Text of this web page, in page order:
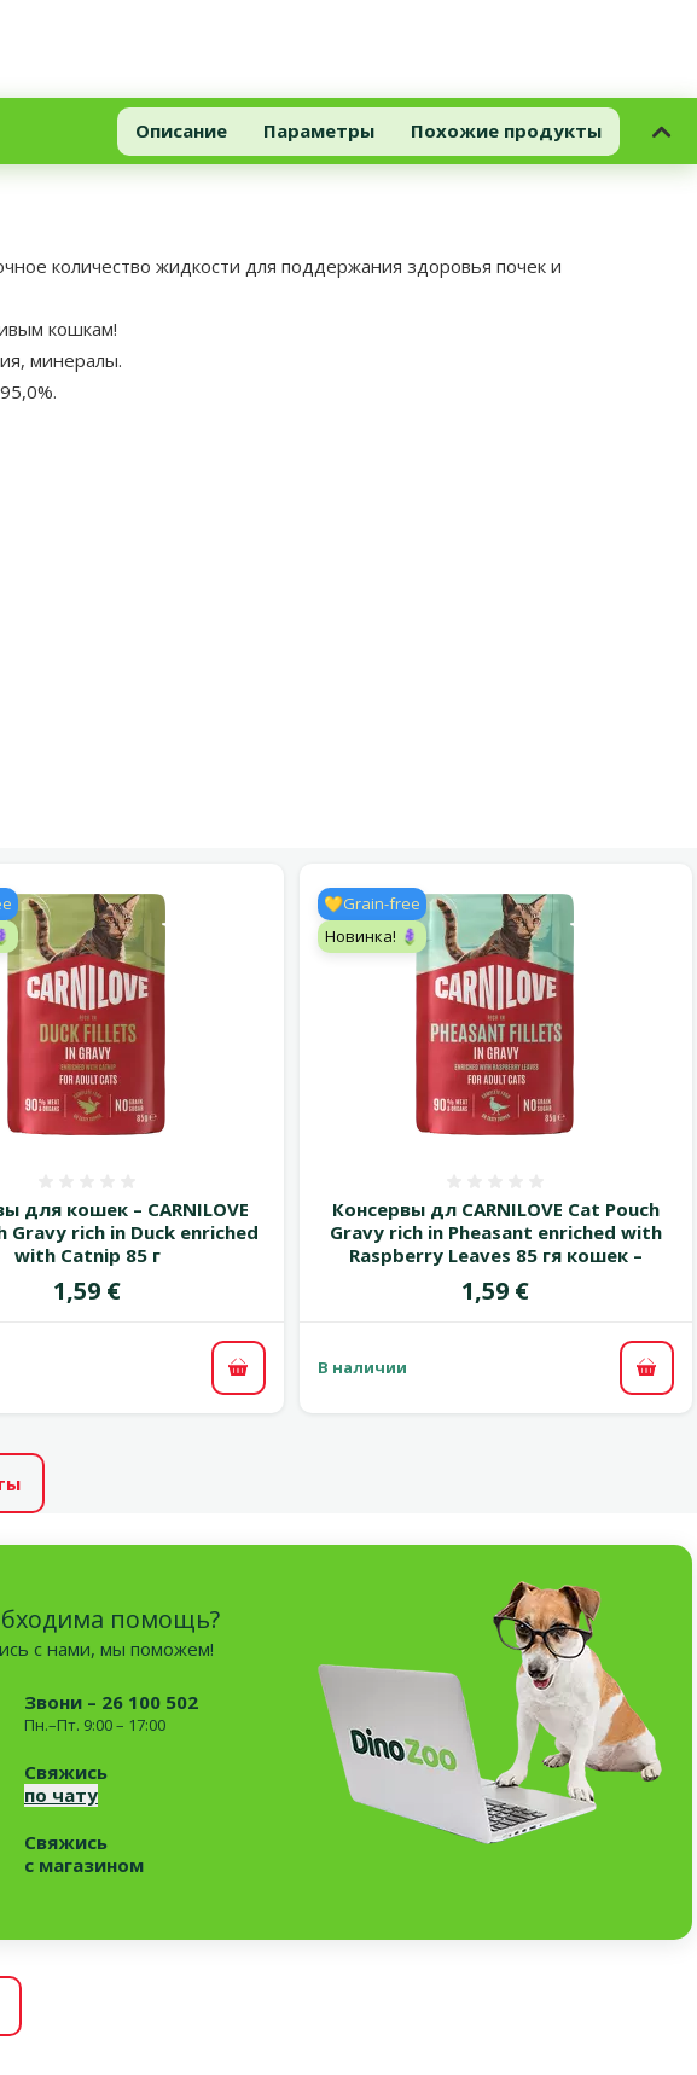
Описание Параметры Похожие продукты
количество жидкости для поддержания здоровья почек и
кошкам!
минералы.
для кошек – CARNILOVE
Gravy rich in Duck enriched
with Catnip 85 г
Цена
1,59 €
В корзину
Консервы дл CARNILOVE Cat Pouch
Gravy rich in Pheasant enriched with
Raspberry Leaves 85 гя кошек –
Цена
1,59 €
💛Grain-free
Новинка! 🪻
В наличии В
помощь?
с нами, мы поможем!
Звони – 26 100 502
Пн.–Пт. 9:00 – 17:00
Свяжись
по чату
Свяжись
с магазином